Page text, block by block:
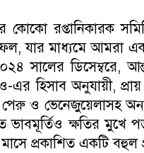
কোকো রপ্তানিকারক
যার মাধ্যমে আমরা
সালের ডিসেম্বরে,
এর হিসাব অনুযায়ী,
ও ভেনেজুয়েলাসহ
ভাবমূর্তিও ক্ষতির মুখে
প্রকাশিত একটি বহুল